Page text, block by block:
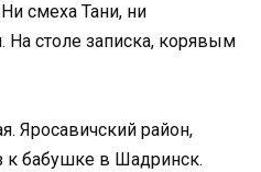
смеха Тани, ни
На столе записка, корявым
Яросавичский район,
к бабушке в Шадринск.